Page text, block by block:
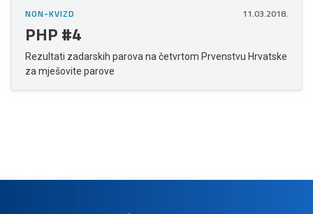
NON-KVIZD 11.03.2018.
PHP #4
Rezultati zadarskih parova na četvrtom Prvenstvu Hrvatske
za mješovite parove